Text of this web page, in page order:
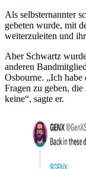
Als selbsternannter
gebeten wurde, mit
weiterzuleiten und
Aber Schwartz
anderen
Osbourne. „Ich
Fragen zu geben,
keine“, sagte er.